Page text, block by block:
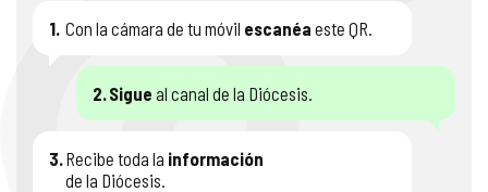
1. Con la cámara de tu móvil escanéa este QR.
2.Sigue al canal de la Diócesis.
3.Recibe toda la información
de la Diócesis.